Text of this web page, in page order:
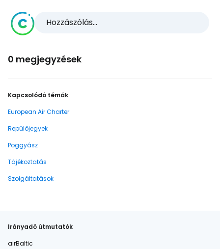
Hozzászólás...
0 megjegyzések
Kapcsolódó témák
European Air Charter
Repülőjegyek
Poggyász
Tájékoztatás
Szolgáltatások
Irányadó útmutatók
airBaltic